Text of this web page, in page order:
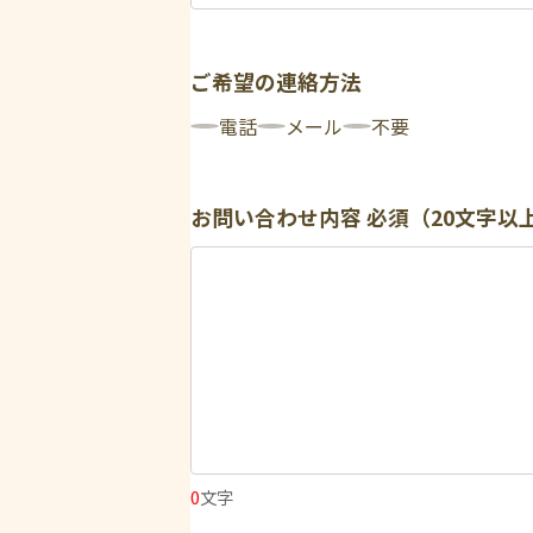
ご希望の連絡方法
電話 メール 不要
お問い合わせ内容必須（20文字以
0文字